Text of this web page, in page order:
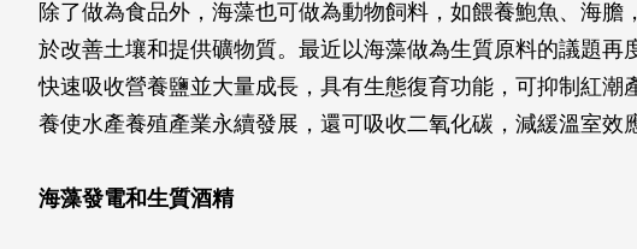
除了做為食品外，海藻也可做為動物飼料，如餵養鮑魚、海膽
於改善土壤和提供礦物質。最近以海藻做為生質原料的議題再
快速吸收營養鹽並大量成長，具有生態復育功能，可抑制紅潮
養使水產養殖產業永續發展，還可吸收二氧化碳，減緩溫室效
海藻發電和生質酒精